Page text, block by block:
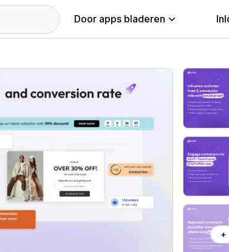
Door apps bladeren
+